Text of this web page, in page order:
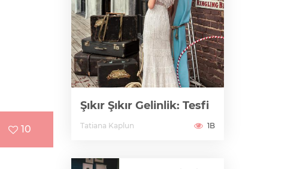
10
Şıkır Şıkır Gelinlik: Tesfi
Tatiana Kaplun 1B